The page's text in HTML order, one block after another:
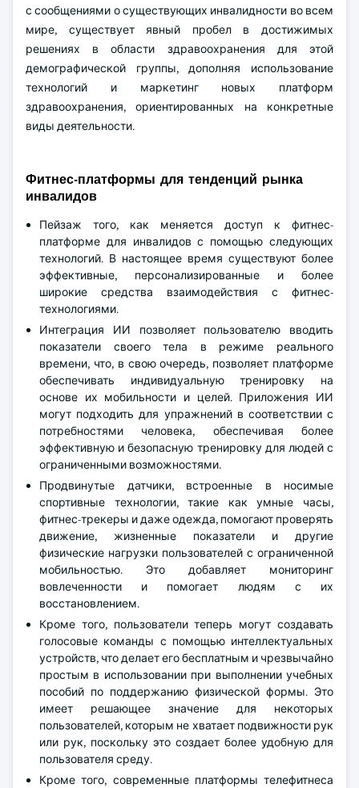
с сообщениями о существующих инвалидности во всем
мире, существует явный пробел в достижимых
решениях в области здравоохранения для этой
демографической группы, дополняя использование
технологий и маркетинг новых платформ
здравоохранения, ориентированных на конкретные
виды деятельности.
Фитнес-платформы для тенденций рынка
инвалидов
Пейзаж того, как меняется доступ к фитнес-
платформе для инвалидов с помощью следующих
технологий. В настоящее время существуют более
эффективные, персонализированные и более
широкие средства взаимодействия с фитнес-
технологиями.
Интеграция ИИ позволяет пользователю вводить
показатели своего тела в режиме реального
времени, что, в свою очередь, позволяет платформе
обеспечивать индивидуальную тренировку на
основе их мобильности и целей. Приложения ИИ
могут подходить для упражнений в соответствии с
потребностями человека, обеспечивая более
эффективную и безопасную тренировку для людей с
ограниченными возможностями.
Продвинутые датчики, встроенные в носимые
спортивные технологии, такие как умные часы,
фитнес-трекеры и даже одежда, помогают проверять
движение, жизненные показатели и другие
физические нагрузки пользователей с ограниченной
мобильностью. Это добавляет мониторинг
вовлеченности и помогает людям с их
восстановлением.
Кроме того, пользователи теперь могут создавать
голосовые команды с помощью интеллектуальных
устройств, что делает его бесплатным и чрезвычайно
простым в использовании при выполнении учебных
пособий по поддержанию физической формы. Это
имеет решающее значение для некоторых
пользователей, которым не хватает подвижности рук
или рук, поскольку это создает более удобную для
пользователя среду.
Кроме того, современные платформы телефитнеса